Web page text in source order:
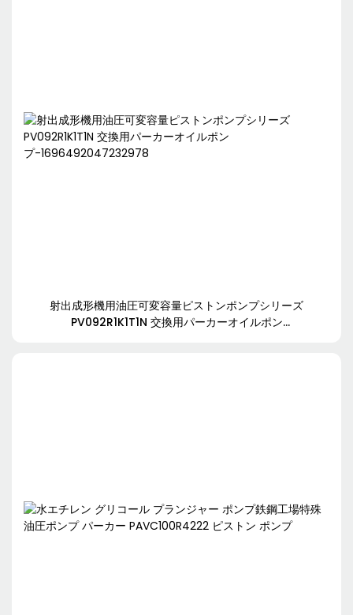
射出成形機用油圧可変容量ピストンポンプシリーズ
PV092R1K1T1N 交換用パーカーオイルポン